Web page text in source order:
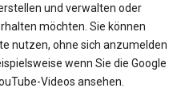
und verwalten oder
möchten. Sie können
nutzen, ohne sich anzumelden
wenn Sie die Google
Videos ansehen.